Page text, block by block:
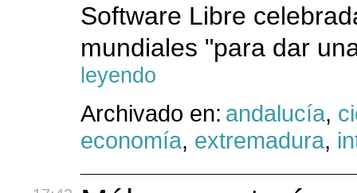
Software Libre
mundiales "para dar
leyendo
Archivado en: andalucía,
economía, extremadura,